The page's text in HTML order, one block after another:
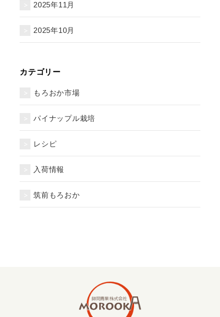
2025年11月
2025年10月
カテゴリー
もろおか市場
パイナップル栽培
レシピ
入荷情報
筑前もろおか